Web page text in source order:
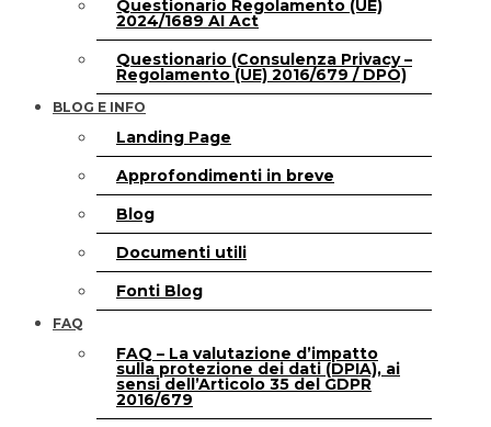
Questionario Regolamento (UE)
2024/1689 AI Act
Questionario (Consulenza Privacy –
Regolamento (UE) 2016/679 / DPO)
BLOG E INFO
Landing Page
Approfondimenti in breve
Blog
Documenti utili
Fonti Blog
FAQ
FAQ – La valutazione d’impatto
sulla protezione dei dati (DPIA), ai
sensi dell’Articolo 35 del GDPR
2016/679